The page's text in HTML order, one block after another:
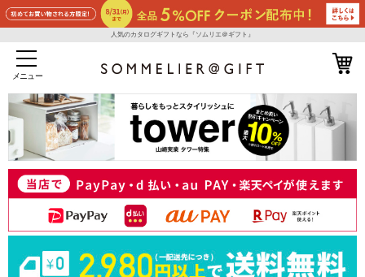
人気のカタログギフトなら『ソムリエ＠ギフト』
メニュー